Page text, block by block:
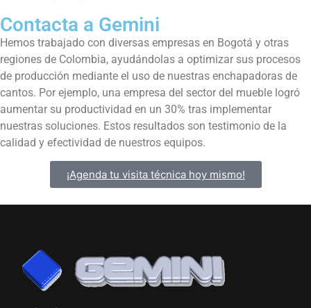
Contacta a Gemini
Hemos trabajado con diversas empresas en Bogotá y otras
regiones de Colombia, ayudándolas a optimizar sus procesos
de producción mediante el uso de nuestras enchapadoras de
cantos. Por ejemplo, una empresa del sector del mueble logró
aumentar su productividad en un 30% tras implementar
nuestras soluciones. Estos resultados son testimonio de la
calidad y efectividad de nuestros equipos.
¡Agenda tu visita técnica hoy mismo!